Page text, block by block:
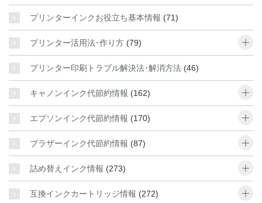
プリンターインクお役立ち基本情報 (71)
プリンター活用法･作り方 (79)
プリンター印刷トラブル解決法･解消方法 (46)
キャノンインク代節約情報 (162)
エプソンインク代節約情報 (170)
ブラザーインク代節約情報 (87)
詰め替えインク情報 (273)
互換インクカートリッジ情報 (272)